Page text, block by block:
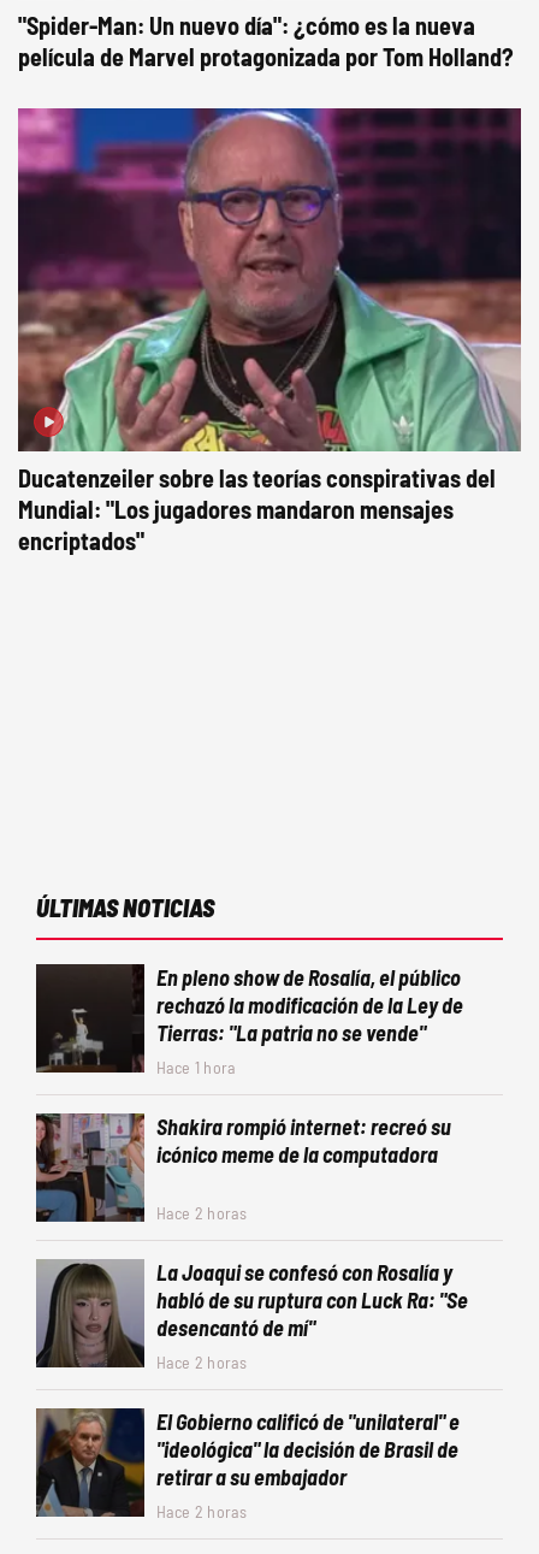
"Spider-Man: Un nuevo día": ¿cómo es la nueva
película de Marvel protagonizada por Tom Holland?
Ducatenzeiler sobre las teorías conspirativas del
Mundial: "Los jugadores mandaron mensajes
encriptados"
ÚLTIMAS NOTICIAS
En pleno show de Rosalía, el público
rechazó la modificación de la Ley de
Tierras: "La patria no se vende"
Hace 1 hora
Shakira rompió internet: recreó su
icónico meme de la computadora
Hace 2 horas
La Joaqui se confesó con Rosalía y
habló de su ruptura con Luck Ra: "Se
desencantó de mí"
Hace 2 horas
El Gobierno calificó de "unilateral" e
"ideológica" la decisión de Brasil de
retirar a su embajador
Hace 2 horas